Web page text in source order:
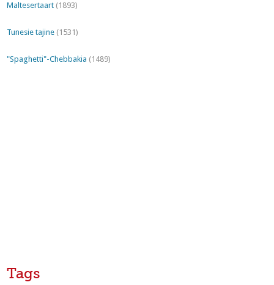
Maltesertaart (1893)
Tunesie tajine (1531)
"Spaghetti"-Chebbakia (1489)
Tags